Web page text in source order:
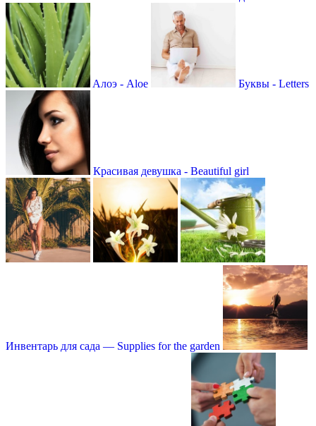
Aлоэ - Aloe Буквы - Letters
Красивая девушка - Beautiful girl
Инвентарь для сада — Supplies for the garden